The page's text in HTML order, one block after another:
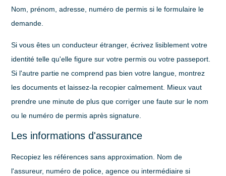
Nom, prénom, adresse, numéro de permis si le formulaire le
demande.
Si vous êtes un conducteur étranger, écrivez lisiblement votre
identité telle qu'elle figure sur votre permis ou votre passeport.
Si l'autre partie ne comprend pas bien votre langue, montrez
les documents et laissez-la recopier calmement. Mieux vaut
prendre une minute de plus que corriger une faute sur le nom
ou le numéro de permis après signature.
Les informations d'assurance
Recopiez les références sans approximation. Nom de
l'assureur, numéro de police, agence ou intermédiaire si